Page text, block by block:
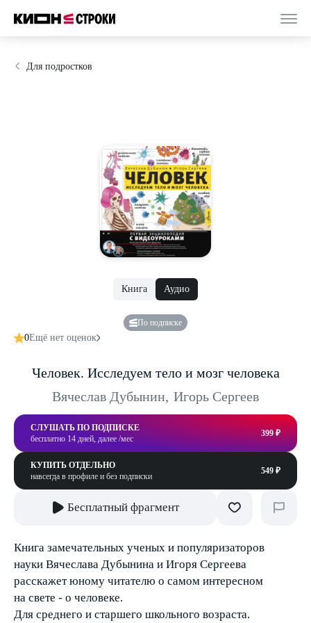
Для подростков
Книга Аудио
По подписке
0Ещё нет оценок
Человек. Исследуем тело и мозг человека
Вячеслав Дубынин, Игорь Сергеев
СЛУШАТЬ ПО ПОДПИСКЕ
бесплатно 14 дней, далее /мес
399 ₽
КУПИТЬ ОТДЕЛЬНО
навсегда в профиле и без подписки
549 ₽
Бесплатный фрагмент
Книга замечательных ученых и популяризаторов
науки Вячеслава Дубынина и Игоря Сергеева
расскажет юному читателю о самом интересном
на свете - о человеке.
Для среднего и старшего школьного возраста.